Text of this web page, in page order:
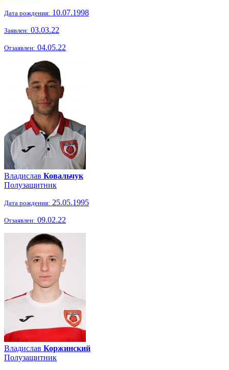
Дата рождения: 10.07.1998
Заявлен: 03.03.22
Отзаявлен: 04.05.22
Владислав Ковальчук
Полузащитник
Дата рождения: 25.05.1995
Отзаявлен: 09.02.22
Владислав Коржинский
Полузащитник